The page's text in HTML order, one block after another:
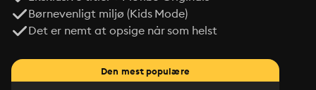
Børnevenligt miljø (Kids Mode)
Det er nemt at opsige når som helst
Den mest populære